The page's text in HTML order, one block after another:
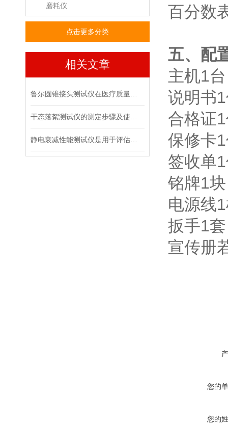
磨耗仪
点击更多分类
相关文章
百分数
五、配
主机1
说明书
合格证
保修卡
签收单
铭牌1
电源线
扳手1
宣传册
您的
您的